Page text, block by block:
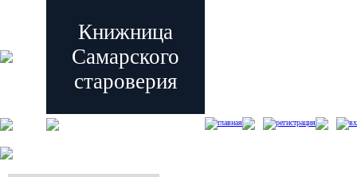
Книжница
Самарского
староверия
главная регистрация